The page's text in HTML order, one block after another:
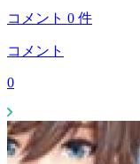
コメント 0 件
コメント
0